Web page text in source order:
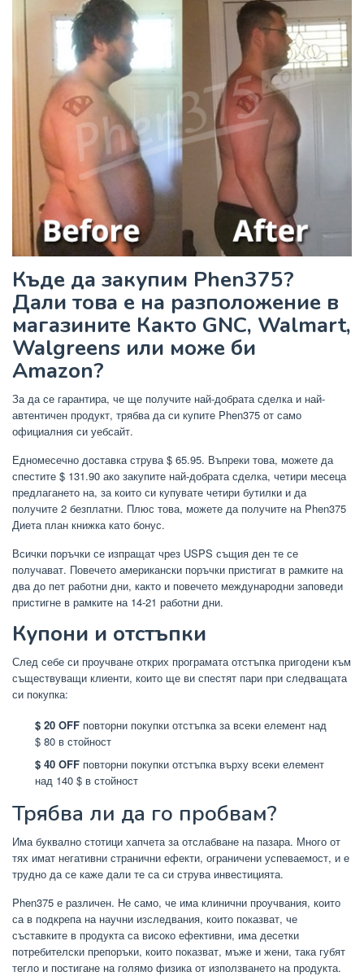
Къде да закупим Phen375?
Дали това е на разположение в
магазините Както GNC, Walmart,
Walgreens или може би
Amazon?
За да се гарантира, че ще получите най-добрата сделка и най-
автентичен продукт, трябва да си купите Phen375 от само
официалния си уебсайт.
Едномесечно доставка струва $ 65.95. Въпреки това, можете да
спестите $ 131.90 ако закупите най-добрата сделка, четири месеца
предлагането на, за които си купувате четири бутилки и да
получите 2 безплатни. Плюс това, можете да получите на Phen375
Диета план книжка като бонус.
Всички поръчки се изпращат чрез USPS същия ден те се
получават. Повечето американски поръчки пристигат в рамките на
два до пет работни дни, както и повечето международни заповеди
пристигне в рамките на 14-21 работни дни.
Купони и отстъпки
След себе си проучване открих програмата отстъпка пригодени към
съществуващи клиенти, които ще ви спестят пари при следващата
си покупка:
$ 20 OFF повторни покупки отстъпка за всеки елемент над
$ 80 в стойност
$ 40 OFF повторни покупки отстъпка върху всеки елемент
над 140 $ в стойност
Трябва ли да го пробвам?
Има буквално стотици хапчета за отслабване на пазара. Много от
тях имат негативни странични ефекти, ограничени успеваемост, и е
трудно да се каже дали те са си струва инвестицията.
Phen375 е различен. Не само, че има клинични проучвания, които
са в подкрепа на научни изследвания, които показват, че
съставките в продукта са високо ефективни, има десетки
потребителски препоръки, които показват, мъже и жени, така губят
тегло и постигане на голямо физика от използването на продукта.